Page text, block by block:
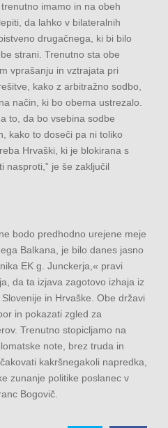
imamo in na obeh
da lahko v bilateralnih
drugačnega, ki bi bilo
strani. Trenutno sta obe
vprašanju in vztrajata pri
kako z arbitražno sodbo,
način, ki bo obema ustrezalo.
to, da bo vsebina sodbe
kako to doseči pa ni toliko
Hrvaški, ki je blokirana s
nasproti,” je še zaključil
bodo predhodno urejene meje
Balkana, je bilo danes jasno
EK g. Junckerja,« pravi
da ta izjava zagotovo izhaja iz
in Hrvaške. Obe državi
in pokazati zgled za
Trenutno stopicljamo na
note, brez truda in
kakršnegakoli napredka,
zunanje politike poslanec v
Bogovič.